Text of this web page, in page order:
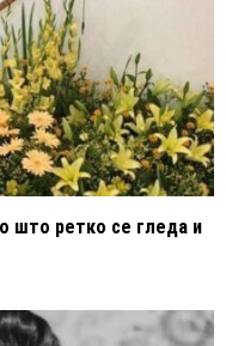
што ретко се гледа и